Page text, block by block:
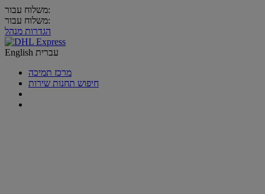
משלוח עבור:
משלוח עבור:
הגדרות מנהל
English עברית
מרכז תמיכה
חיפוש תחנות שירות